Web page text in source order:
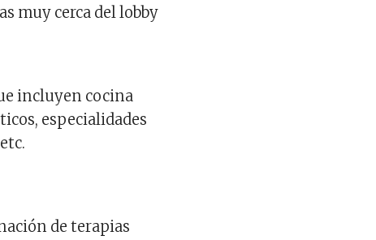
muy cerca del lobby
incluyen cocina
especialidades
de terapias